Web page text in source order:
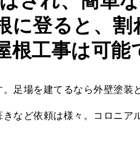
に登ると、割
根工事は可能
足場を建てるなら外壁塗装
など依頼は様々。コロニ